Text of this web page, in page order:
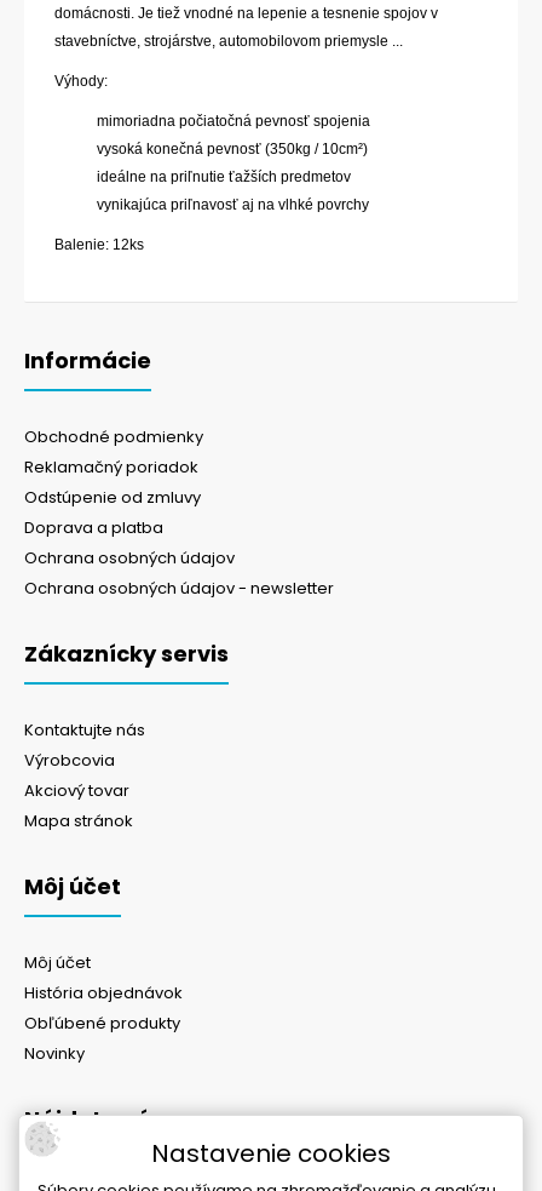
domácnosti. Je tiež vnodné na lepenie a tesnenie spojov v
stavebníctve, strojárstve, automobilovom priemysle ...
Výhody:
mimoriadna počiatočná pevnosť spojenia
vysoká konečná pevnosť (350kg / 10cm²)
ideálne na priľnutie ťažších predmetov
vynikajúca priľnavosť aj na vlhké povrchy
Balenie: 12ks
Informácie
Obchodné podmienky
Reklamačný poriadok
Odstúpenie od zmluvy
Doprava a platba
Ochrana osobných údajov
Ochrana osobných údajov - newsletter
Zákaznícky servis
Kontaktujte nás
Výrobcovia
Akciový tovar
Mapa stránok
Môj účet
Môj účet
História objednávok
Obľúbené produkty
Novinky
Nájdete nás na
Nastavenie cookies